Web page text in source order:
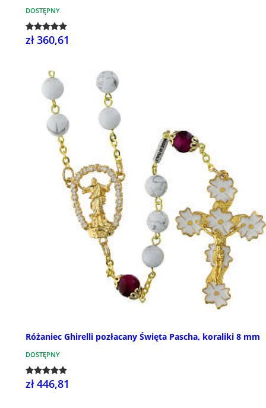
DOSTĘPNY
zł 360,61
Różaniec Ghirelli pozłacany Święta Pascha, koraliki 8 mm
DOSTĘPNY
zł 446,81